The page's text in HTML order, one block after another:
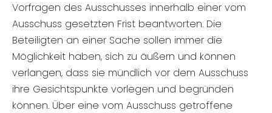
Vorfragen des Ausschusses innerhalb einer vom
Ausschuss gesetzten Frist beantworten. Die
Beteiligten an einer Sache sollen immer die
Möglichkeit haben, sich zu äußern und können
verlangen, dass sie mündlich vor dem Ausschuss
ihre Gesichtspunkte vorlegen und begründen
können. Über eine vom Ausschuss getroffene